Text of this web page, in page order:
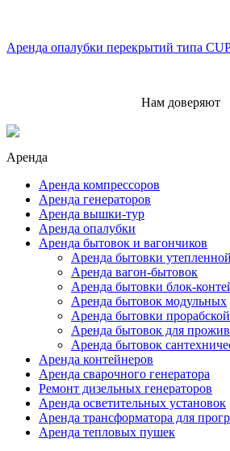
Аренда опалубки перекрытий типа
Нам доверяют
Аренда
Аренда компрессоров
Аренда генераторов
Аренда вышки-тур
Аренда опалубки
Аренда бытовок и вагончиков
Аренда бытовки утепленной
Аренда вагон-бытовок
Аренда бытовки блок-
Аренда бытовок модульных
Аренда бытовки прорабской
Аренда бытовок для
Аренда бытовок
Аренда контейнеров
Аренда сварочного генератора
Ремонт дизельных генераторов
Аренда осветительных установок
Аренда трансформатора для
Аренда тепловых пушек